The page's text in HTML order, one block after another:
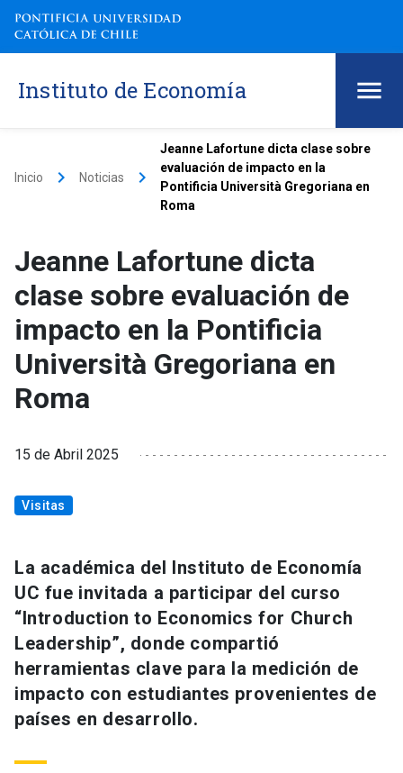
Instituto de Economía
Inicio keyboard_arrow_right Noticias keyboard_arrow_right
Jeanne Lafortune dicta clase sobre
evaluación de impacto en la
Pontificia Università Gregoriana en
Roma
Jeanne Lafortune dicta
clase sobre evaluación de
impacto en la Pontificia
Università Gregoriana en
Roma
15 de Abril 2025
Visitas
La académica del Instituto de Economía
UC fue invitada a participar del curso
“Introduction to Economics for Church
Leadership”, donde compartió
herramientas clave para la medición de
impacto con estudiantes provenientes de
países en desarrollo.